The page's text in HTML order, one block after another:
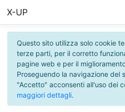
X-UP
Questo sito utilizza solo cookie
terze parti, per il corretto
pagine web e per il
Proseguendo la navigazione del
"Accetto" acconsenti all'uso dei
maggiori dettagli.